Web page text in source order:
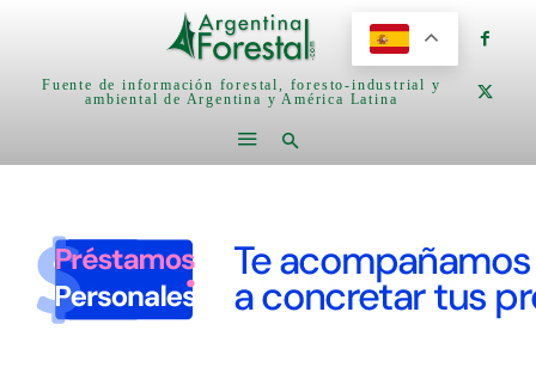
Fuente de información forestal, foresto-industrial y
ambiental de Argentina y América Latina